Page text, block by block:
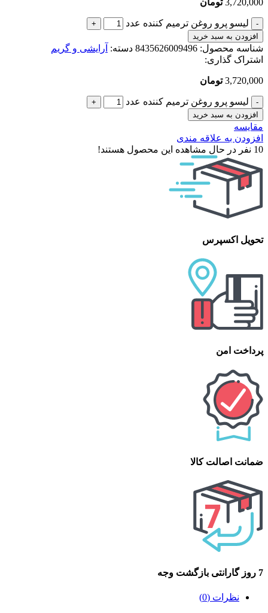
3,720,000 تومان
لیسو پرو روغن ترمیم کننده عدد
افزودن به سبد خرید
شناسه محصول: 8435626009496 دسته: آرایشی و گریم
اشتراک گذاری:
3,720,000 تومان
لیسو پرو روغن ترمیم کننده عدد
افزودن به سبد خرید
مقایسه
افزودن به علاقه مندی
10 نفر در حال مشاهده این محصول هستند!
تحویل اکسپرس
پرداخت امن
ضمانت اصالت کالا
7 روز گارانتی بازگشت وجه
نظرات (0)